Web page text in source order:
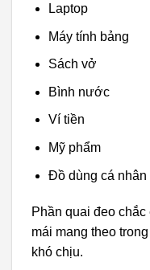
Laptop
Máy tính bảng
Sách vở
Bình nước
Ví tiền
Mỹ phẩm
Đồ dùng cá nhân
Phần quai đeo
mái mang theo
khó chịu.